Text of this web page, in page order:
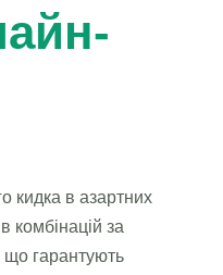
кидка в азартних
комбінацій за
що гарантують